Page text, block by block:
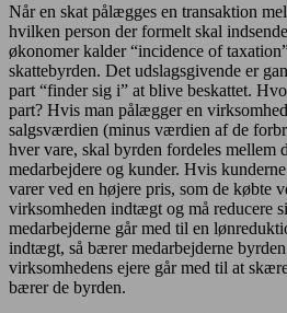
Når en skat pålægges en transaktion
hvilken person der formelt skal
økonomer kalder “incidence of
skattebyrden. Det udslagsgivende er
part “finder sig i” at blive beskattet.
part? Hvis man pålægger en
salgsværdien (minus værdien af de
hver vare, skal byrden fordeles mellem
medarbejdere og kunder. Hvis
varer ved en højere pris, som de købte
virksomheden indtægt og må reducere
medarbejderne går med til en
indtægt, så bærer medarbejderne
virksomhedens ejere går med til at
bærer de byrden.